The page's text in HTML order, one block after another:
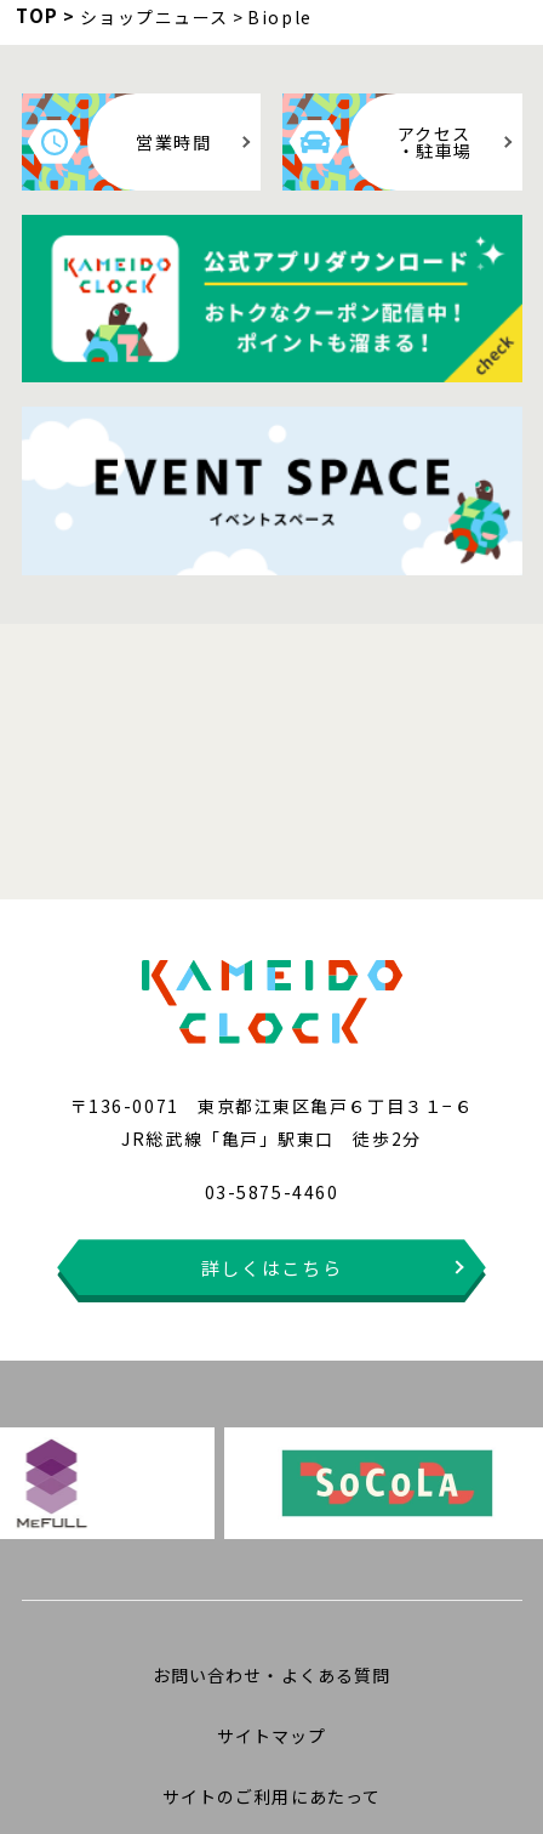
TOP ショップニュース Biople
営業時間 アクセス
・駐車場
〒136-0071 東京都江東区亀戸６丁目３１−６
JR総武線「亀戸」駅東口 徒歩2分
03-5875-4460
詳しくはこちら
お問い合わせ・よくある質問
サイトマップ
サイトのご利用にあたって